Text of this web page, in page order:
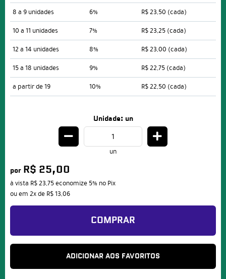
8 a 9 unidades
6% R$ 23,50 (cada)
10 a 11 unidades
7% R$ 23,25 (cada)
12 a 14 unidades
8% R$ 23,00 (cada)
15 a 18 unidades
9% R$ 22,75 (cada)
a partir de 19
10% R$ 22,50 (cada)
Unidade: un
un
por R$ 25,00
à vista R$ 23,75economize 5% no Pix
ou em 2xde R$ 13,06
COMPRAR
ADICIONAR AOS FAVORITOS